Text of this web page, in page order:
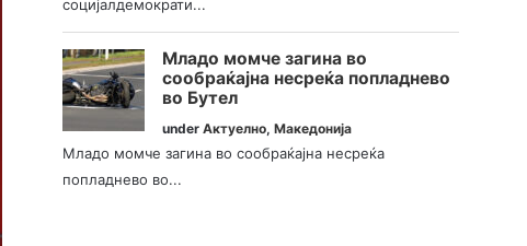
социјалдемократи...
Младо момче загина во
сообраќајна несреќа попладнево
во Бутел
underАктуелно,Македонија
Младо момче загина во сообраќајна несреќа
попладнево во...